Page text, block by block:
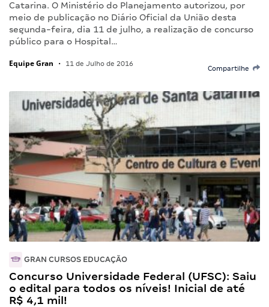
Catarina. O Ministério do Planejamento autorizou, por
meio de publicação no Diário Oficial da União desta
segunda-feira, dia 11 de julho, a realização de concurso
público para o Hospital…
Equipe Gran • 11 de Julho de 2016
Compartilhe
GRAN CURSOS EDUCAÇÃO
Concurso Universidade Federal (UFSC): Saiu
o edital para todos os níveis! Inicial de até
R$ 4,1 mil!